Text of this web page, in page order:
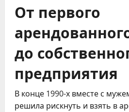
От первого
до
предприятия
В конце 1990-х вместе с
решила рискнуть и взять в